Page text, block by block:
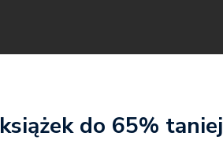
do 65% taniej